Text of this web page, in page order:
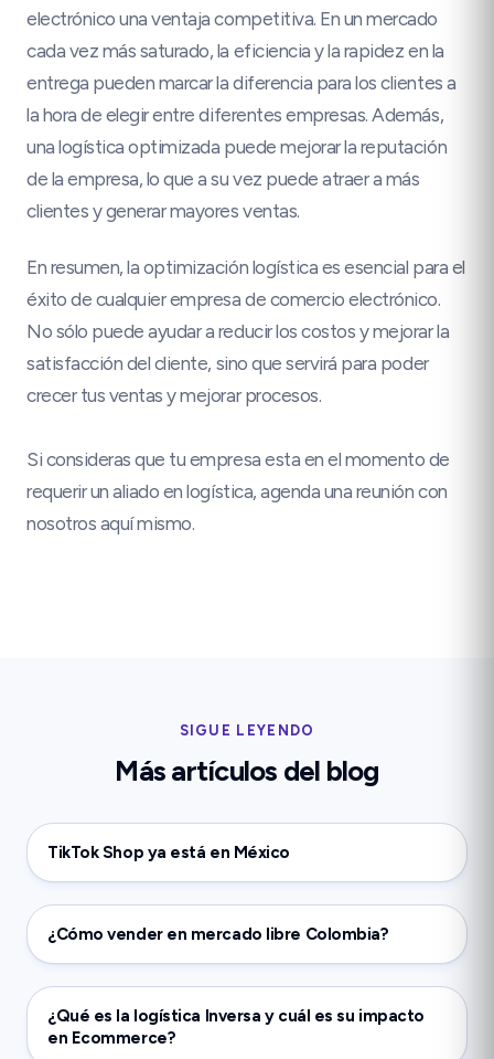
electrónico una ventaja competitiva. En un mercado
cada vez más saturado, la eficiencia y la rapidez en la
entrega pueden marcar la diferencia para los clientes a
la hora de elegir entre diferentes empresas. Además,
una logística optimizada puede mejorar la reputación
de la empresa, lo que a su vez puede atraer a más
clientes y generar mayores ventas.
En resumen, la optimización logística es esencial para el
éxito de cualquier empresa de comercio electrónico.
No sólo puede ayudar a reducir los costos y mejorar la
satisfacción del cliente, sino que servirá para poder
crecer tus ventas y mejorar procesos.
Si consideras que tu empresa esta en el momento de
requerir un aliado en logística, agenda una reunión con
nosotros aquí mismo.
SIGUE LEYENDO
Más artículos del blog
TikTok Shop ya está en México
¿Cómo vender en mercado libre Colombia?
¿Qué es la logística Inversa y cuál es su impacto
en Ecommerce?